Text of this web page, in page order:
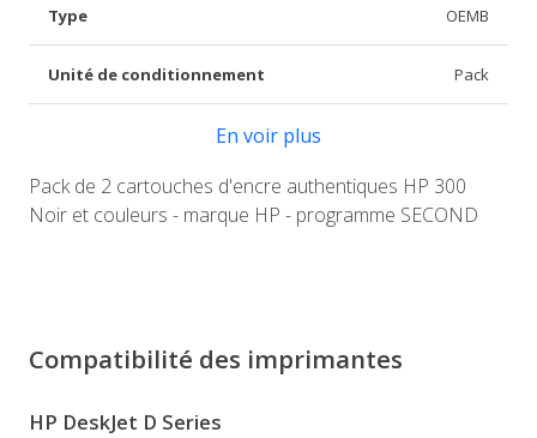
Type OEMB
Unité de conditionnement Pack
En voir plus
Pack de 2 cartouches d'encre authentiques HP 300
Noir et couleurs - marque HP - programme SECOND
Compatibilité des imprimantes
HP DeskJet D Series